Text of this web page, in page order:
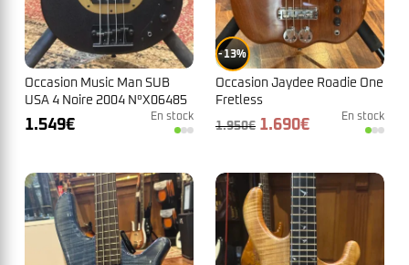
Occasion Music Man SUB
USA 4 Noire 2004 N°X06485
1.549€ En stock
13%
Occasion Jaydee Roadie One
Fretless
1.950€ Le
1.950€.
1.690€Le
1.690€.
En stock